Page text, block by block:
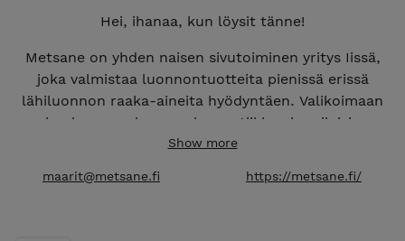
Hei, ihanaa, kun löysit tänne!
Metsane on yhden naisen sivutoiminen yritys Iissä,
joka valmistaa luonnontuotteita pienissä erissä
lähiluonnon raaka-aineita hyödyntäen. Valikoimaan
kuuluu mm. luonnonkosmetiikkaa ja erilaisia
mausteita, jotka valmistetaan käsin aivan raaka-
Show more
maarit@metsane.fi https://metsane.fi/